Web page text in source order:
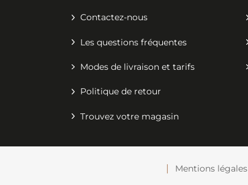
Contactez-nous
Les questions fréquentes
Modes de livraison et tarifs
Politique de retour
Trouvez votre magasin
Mentions légales